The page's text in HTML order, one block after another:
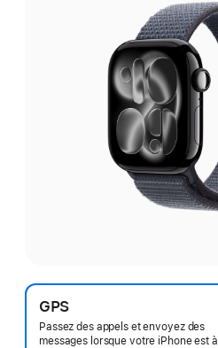
GPS
Passez des appels et envoyez des
messages lorsque votre iPhone est à